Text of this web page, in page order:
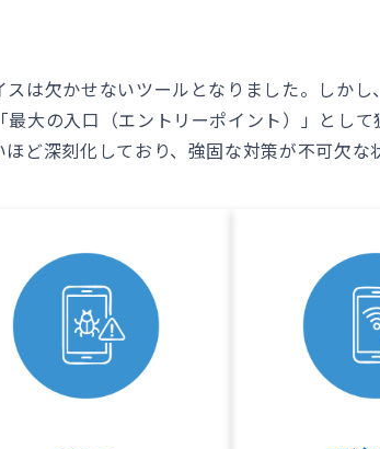
は欠かせないツールとなりました。しかし
大の入口（エントリーポイント）」として
ど深刻化しており、強固な対策が不可欠な